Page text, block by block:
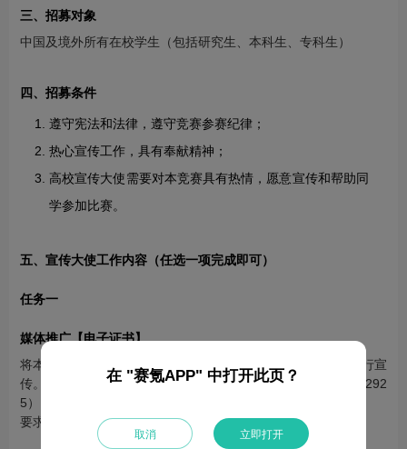
三、招募对象
中国及境外所有在校学生（包括研究生、本科生、专科生）
四、招募条件
遵守宪法和法律，遵守竞赛参赛纪律；
热心宣传工作，具有奉献精神；
高校宣传大使需要对本竞赛具有热情，愿意宣传和帮助同
学参加比赛。
五、宣传大使工作内容（任选一项完成即可）
任务一
媒体推广【电子证书】
将本次竞赛的相关图文发布至
小红书、知乎、微博、抖音
进行宣
传。截图反馈给组委会老师审核（组委会老师微信：1850221292
5）
要求：1、至少三个平台；
2、要求截图时间需为发送后的12小时，时间清晰可见；
在 "赛氪APP" 中打开此页？
取消 立即打开